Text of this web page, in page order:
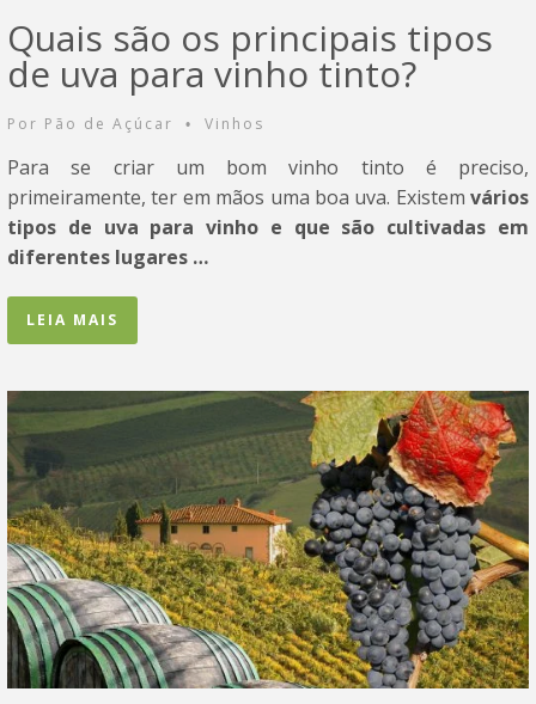
Quais são os principais tipos
de uva para vinho tinto?
Por Pão de Açúcar • Vinhos
Para se criar um bom vinho tinto é preciso,
primeiramente, ter em mãos uma boa uva. Existem vários
tipos de uva para vinho e que são cultivadas em
diferentes lugares …
LEIA MAIS